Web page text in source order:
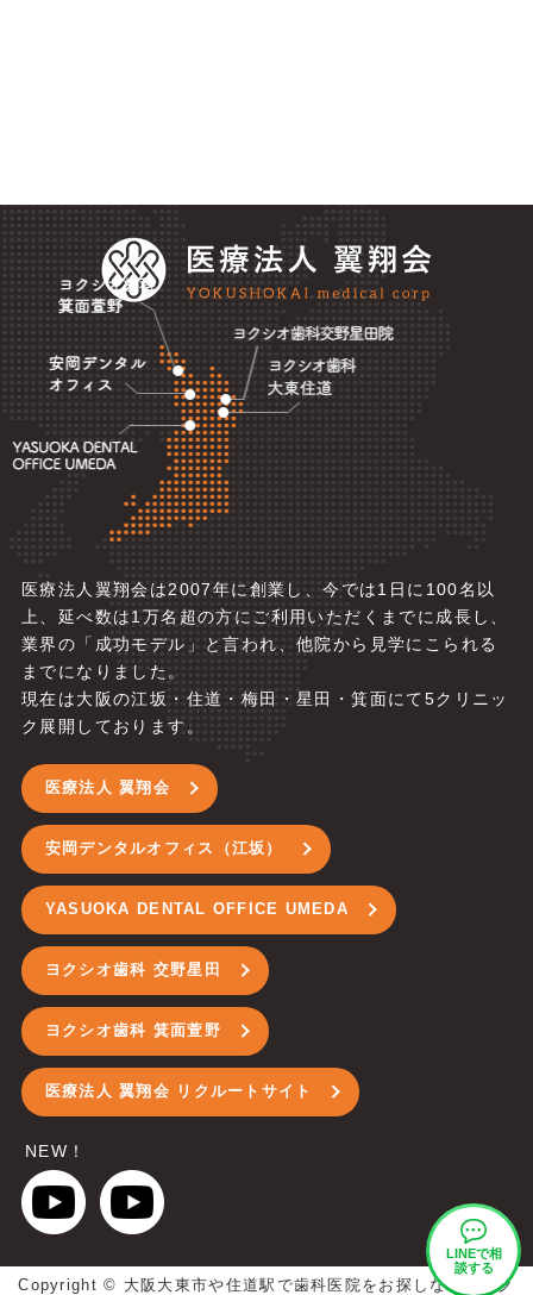
医療法人翼翔会は2007年に創業し、今では1日に100名以
上、延べ数は1万名超の方にご利用いただくまでに成長し、
業界の「成功モデル」と言われ、他院から見学にこられる
までになりました。
現在は大阪の江坂・住道・梅田・星田・箕面にて5クリニッ
ク展開しております。
医療法人 翼翔会
安岡デンタルオフィス（江坂）
YASUOKA DENTAL OFFICE UMEDA
ヨクシオ歯科 交野星田
ヨクシオ歯科 箕面萱野
医療法人 翼翔会 リクルートサイト
NEW！
Copyright © 大阪大東市や住道駅で歯科医院をお探しなら、ヨク
LINEで相
談する